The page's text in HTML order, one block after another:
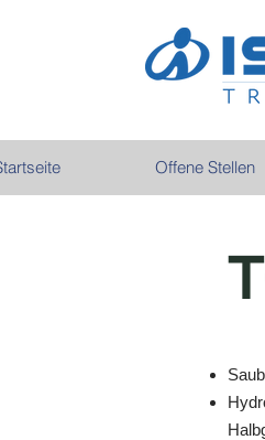
Offene Stellen